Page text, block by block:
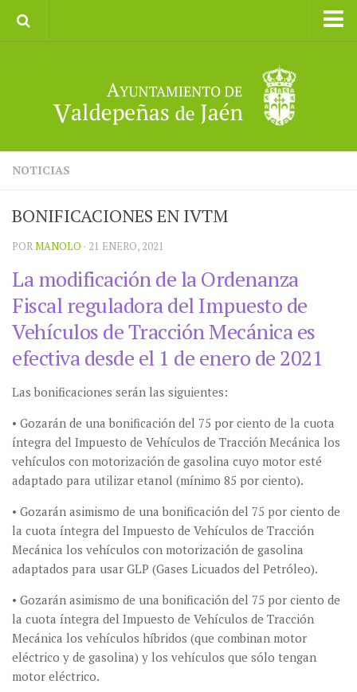
II CXM ROMPEALBARCAS 2023
NOTICIAS
BONIFICACIONES EN IVTM
PORMANOLO · 21 ENERO, 2021
La modificación de la Ordenanza
Fiscal reguladora del Impuesto de
Vehículos de Tracción Mecánica es
efectiva desde el 1 de enero de 2021
Las bonificaciones serán las siguientes:
• Gozarán de una bonificación del 75 por ciento de la cuota
íntegra del Impuesto de Vehículos de Tracción Mecánica los
vehículos con motorización de gasolina cuyo motor esté
adaptado para utilizar etanol (mínimo 85 por ciento).
• Gozarán asimismo de una bonificación del 75 por ciento de
la cuota íntegra del Impuesto de Vehículos de Tracción
Mecánica los vehículos con motorización de gasolina
adaptados para usar GLP (Gases Licuados del Petróleo).
• Gozarán asimismo de una bonificación del 75 por ciento de
la cuota íntegra del Impuesto de Vehículos de Tracción
Mecánica los vehículos híbridos (que combinan motor
eléctrico y de gasolina) y los vehículos que sólo tengan
motor eléctrico.